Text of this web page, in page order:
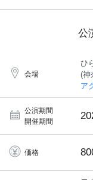
公
会場
ひ
(神
ア
公演期間
開催期間
価格